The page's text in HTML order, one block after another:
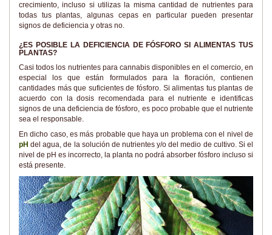
crecimiento, incluso si utilizas la misma cantidad de nutrientes para
todas tus plantas, algunas cepas en particular pueden presentar
signos de deficiencia y otras no.
¿ES POSIBLE LA DEFICIENCIA DE FÓSFORO SI ALIMENTAS TUS
PLANTAS?
Casi todos los nutrientes para cannabis disponibles en el comercio, en
especial los que están formulados para la floración, contienen
cantidades más que suficientes de fósforo. Si alimentas tus plantas de
acuerdo con la dosis recomendada para el nutriente e identificas
signos de una deficiencia de fósforo, es poco probable que el nutriente
sea el responsable.
En dicho caso, es más probable que haya un problema con el nivel de
pHdel agua, de la solución de nutrientes y/o del medio de cultivo. Si el
nivel de pH es incorrecto, la planta no podrá absorber fósforo incluso si
está presente.